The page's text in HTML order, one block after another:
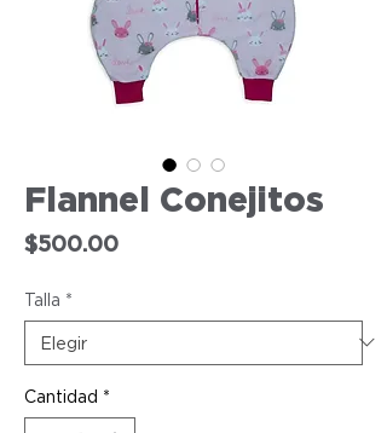
Flannel Conejitos
$500.00Precio
Talla *
Cantidad *